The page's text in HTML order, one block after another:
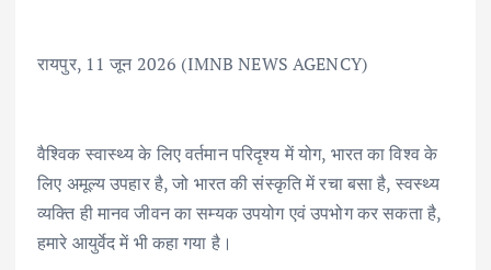
रायपुर, 11 जून 2026 (IMNB NEWS AGENCY)
वैश्विक स्वास्थ्य के लिए वर्तमान परिदृश्य में योग, भारत का विश्व के
लिए अमूल्य उपहार है, जो भारत की संस्कृति में रचा बसा है, स्वस्थ्य
व्यक्ति ही मानव जीवन का सम्यक उपयोग एवं उपभोग कर सकता है,
हमारे आयुर्वेद में भी कहा गया है।